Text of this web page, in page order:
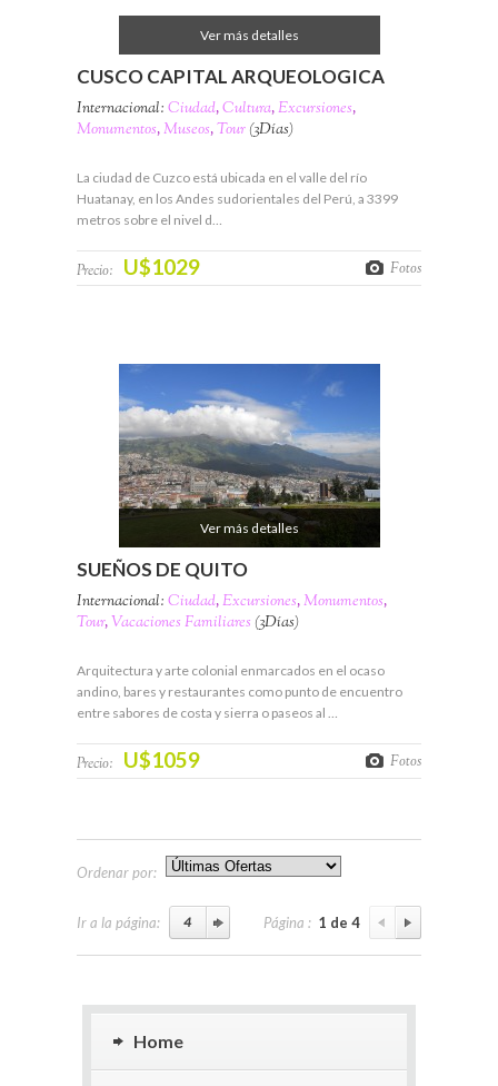
Ver más detalles
CUSCO CAPITAL ARQUEOLOGICA
Internacional: Ciudad,Cultura,Excursiones,
Monumentos,Museos,Tour (3Días)
La ciudad de Cuzco está ubicada en el valle del río
Huatanay, en los Andes sudorientales del Perú, a 3399
metros sobre el nivel d…
Precio: U$1029 Fotos
Ver más detalles
SUEÑOS DE QUITO
Internacional: Ciudad,Excursiones,Monumentos,
Tour,Vacaciones Familiares (3Días)
Arquitectura y arte colonial enmarcados en el ocaso
andino, bares y restaurantes como punto de encuentro
entre sabores de costa y sierra o paseos al …
Precio: U$1059 Fotos
Ordenar por:
Ir a la página: Página : 1 de 4
Home